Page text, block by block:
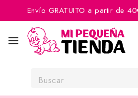
Envío GRATUITO a partir de